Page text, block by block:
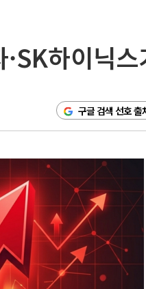
하이닉
구글 검색 선호 출